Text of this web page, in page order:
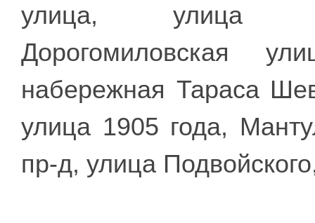
улица, улица
Дорогомиловская
набережная Тараса
улица 1905 года,
пр-д, улица